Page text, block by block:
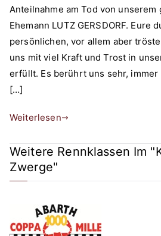
Anteilnahme am Tod von unserem
Ehemann LUTZ GERSDORF. Eure
persönlichen, vor allem aber
uns mit viel Kraft und Trost in
erfüllt. Es berührt uns sehr, immer
[…]
Weiterlesen
Weitere Rennklassen Im
Zwerge"